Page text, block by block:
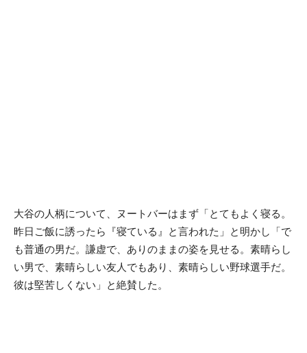
大谷の人柄について、ヌートバーはまず「とてもよく寝る。
昨日ご飯に誘ったら『寝ている』と言われた」と明かし「で
も普通の男だ。謙虚で、ありのままの姿を見せる。素晴らし
い男で、素晴らしい友人でもあり、素晴らしい野球選手だ。
彼は堅苦しくない」と絶賛した。